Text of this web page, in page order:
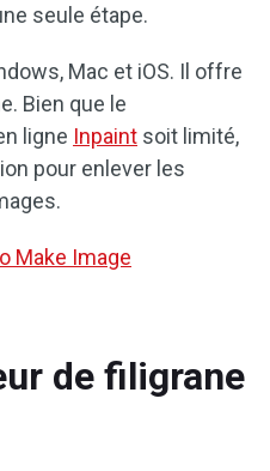
seule étape.
Mac et iOS. Il offre
Bien que le
ligne Inpaint soit limité,
pour enlever les
Make Image
de filigrane